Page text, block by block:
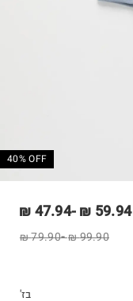
40% OFF
59.94 ₪
-
47.94 ₪
99.90 ₪
-
79.90 ₪
בז'